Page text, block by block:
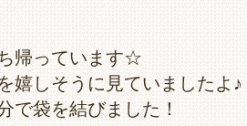
帰っています☆
嬉しそうに見ていましたよ♪
で袋を結びました！